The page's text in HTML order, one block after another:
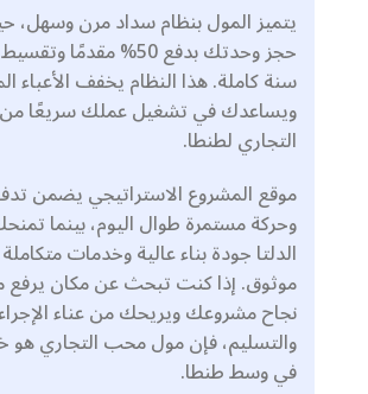
يتميز المول بنظام سداد مرن
حجز وحدتك بدفع 50%
سنة كاملة. هذا النظام يخفف الأعباء
ويساعدك في تشغيل عملك سريعًا
التجاري لطنطا.
موقع المشروع الاستراتيجي يضمن
وحركة مستمرة طوال اليوم، بينما
الدلتا جودة بناء عالية وخدمات
موثوق. إذا كنت تبحث عن مكان
نجاح مشروعك ويريحك من عناء
والتسليم، فإن مول محب التجاري هو
في وسط طنطا.